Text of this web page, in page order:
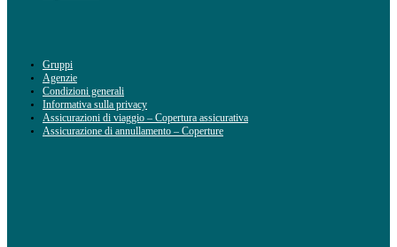
Gruppi
Agenzie
Condizioni generali
Informativa sulla privacy
Assicurazioni di viaggio – Copertura assicurativa
Assicurazione di annullamento – Coperture